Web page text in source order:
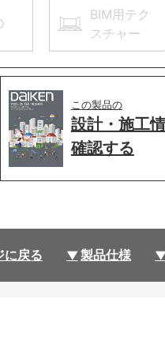
BIM用テク
スチャー
この製品の
設計・施工
確認する
に戻る 製品仕様